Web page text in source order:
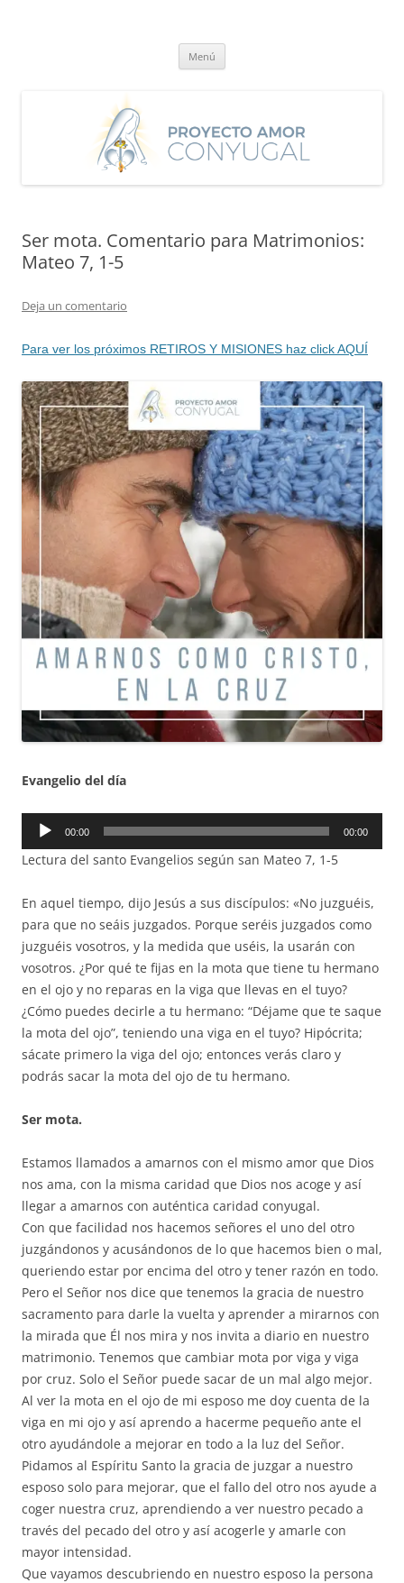
Menú
Ser mota. Comentario para Matrimonios:
Mateo 7, 1-5
Deja un comentario
Para ver los próximos RETIROS Y MISIONES haz click AQUÍ
Evangelio del día
Reproductor
audio
00:00 00:00
Lectura del santo Evangelios según san Mateo 7, 1-5
En aquel tiempo, dijo Jesús a sus discípulos: «No juzguéis,
para que no seáis juzgados. Porque seréis juzgados como
juzguéis vosotros, y la medida que uséis, la usarán con
vosotros. ¿Por qué te fijas en la mota que tiene tu hermano
en el ojo y no reparas en la viga que llevas en el tuyo?
¿Cómo puedes decirle a tu hermano: “Déjame que te saque
la mota del ojo”, teniendo una viga en el tuyo? Hipócrita;
sácate primero la viga del ojo; entonces verás claro y
podrás sacar la mota del ojo de tu hermano.
Ser mota.
Estamos llamados a amarnos con el mismo amor que Dios
nos ama, con la misma caridad que Dios nos acoge y así
llegar a amarnos con auténtica caridad conyugal.
Con que facilidad nos hacemos señores el uno del otro
juzgándonos y acusándonos de lo que hacemos bien o mal,
queriendo estar por encima del otro y tener razón en todo.
Pero el Señor nos dice que tenemos la gracia de nuestro
sacramento para darle la vuelta y aprender a mirarnos con
la mirada que Él nos mira y nos invita a diario en nuestro
matrimonio. Tenemos que cambiar mota por viga y viga
por cruz. Solo el Señor puede sacar de un mal algo mejor.
Al ver la mota en el ojo de mi esposo me doy cuenta de la
viga en mi ojo y así aprendo a hacerme pequeño ante el
otro ayudándole a mejorar en todo a la luz del Señor.
Pidamos al Espíritu Santo la gracia de juzgar a nuestro
esposo solo para mejorar, que el fallo del otro nos ayude a
coger nuestra cruz, aprendiendo a ver nuestro pecado a
través del pecado del otro y así acogerle y amarle con
mayor intensidad.
Que vayamos descubriendo en nuestro esposo la persona